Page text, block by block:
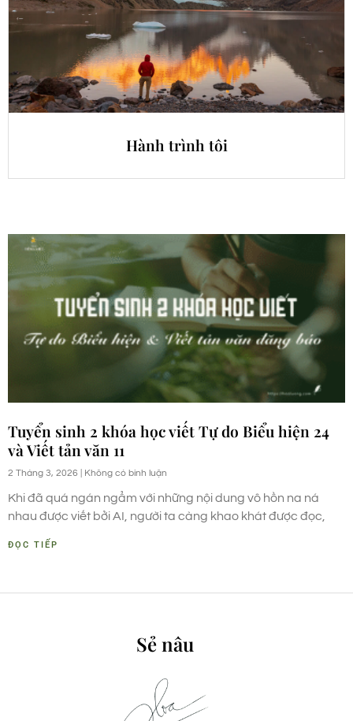
Hành trình tôi
Tuyển sinh 2 khóa học viết Tự do Biểu hiện 24
và Viết tản văn 11
2 Tháng 3, 2026 Không có bình luận
Khi đã quá ngán ngẩm với những nội dung vô hồn na ná
nhau được viết bởi AI, người ta càng khao khát được đọc,
ĐỌC TIẾP
Sẻ nâu